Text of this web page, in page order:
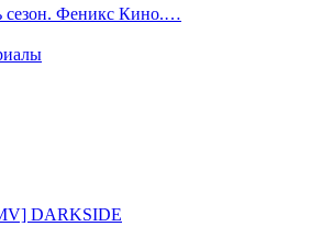
сезон. Феникс Кино.…
DARKSIDE